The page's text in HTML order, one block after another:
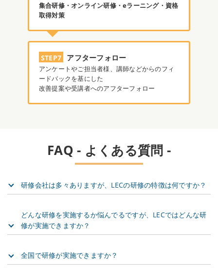
集合研修・オンライン研修・eラーニング・資格
取得対策
STEP7 アフターフォロー
アンケートやご担当者様、講師などからのフィ
ードバックを基にした
改善提案や受講者へのアフターフォロー
FAQ - よくある質問 -
研修会社は多々ありますが、LECの研修の特徴は何ですか？
どんな研修を実施するか悩んでるですが、LECではどんな研
修が実施できますか？
全国で研修が実施できますか？